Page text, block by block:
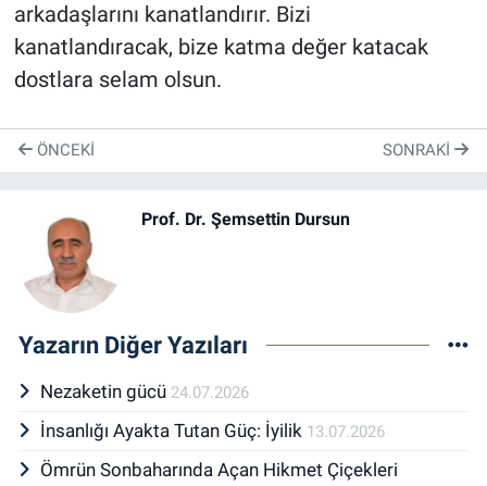
arkadaşlarını kanatlandırır. Bizi
kanatlandıracak, bize katma değer katacak
dostlara selam olsun.
ÖNCEKI SONRAKI
Prof. Dr. Şemsettin Dursun
Yazarın Diğer Yazıları
Nezaketin gücü 24.07.2026
İnsanlığı Ayakta Tutan Güç: İyilik 13.07.2026
Ömrün Sonbaharında Açan Hikmet Çiçekleri